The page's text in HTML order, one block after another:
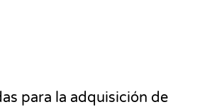
para la adquisición de